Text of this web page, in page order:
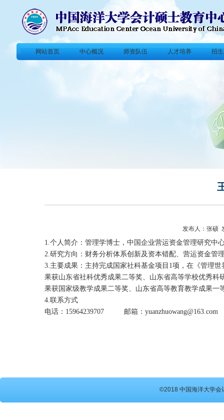
网站首页 中心概况 师资队伍 人才培养 招
发布人：张硕
1.个人简介：管理学博士，中国企业营运资金管理研究中
2.研究方向：财务分析体系创新及资本错配、营运资金管
3.主要成果：主持完成国家社科基金项目1项，在《管理
果获山东省社科优秀成果二等奖、山东省高等学校优秀
果获国家级教学成果二等奖、山东省高等教育教学成果
4.联系方式
电话：15964239707 邮箱：yuanzhuowang@163.com
©2018 中国海洋大学会